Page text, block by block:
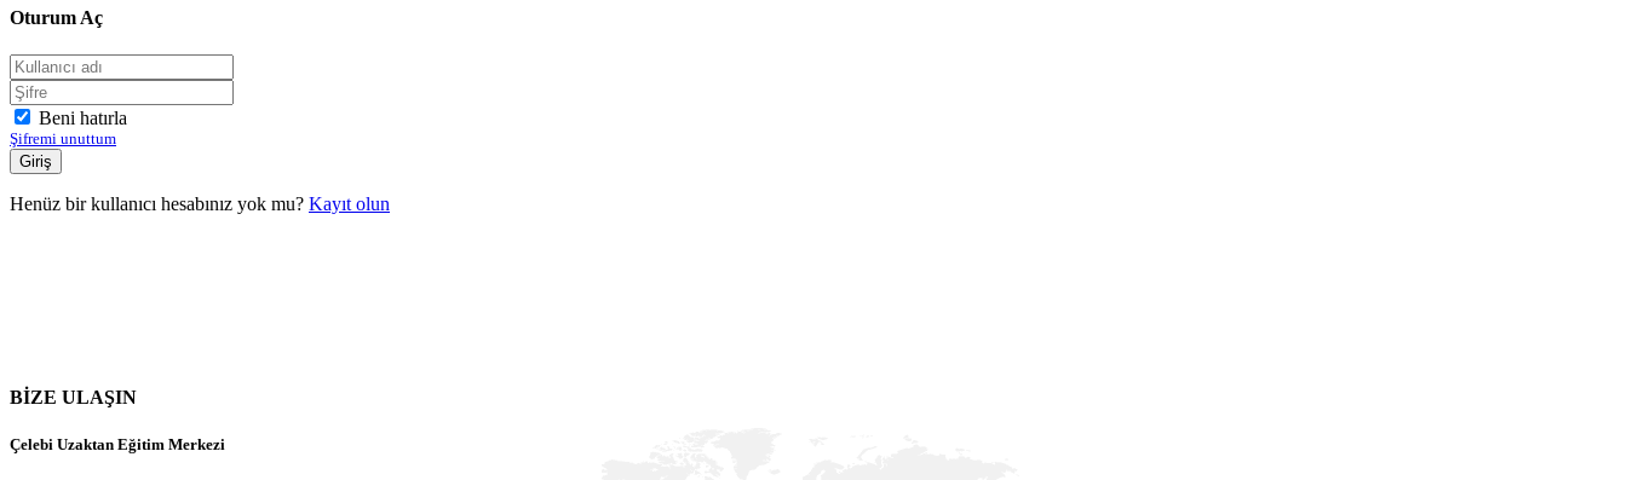
Oturum Aç
Beni hatırla
Şifremi unuttum
Henüz bir kullanıcı hesabınız yok mu? Kayıt olun
BİZE ULAŞIN
Çelebi Uzaktan Eğitim Merkezi